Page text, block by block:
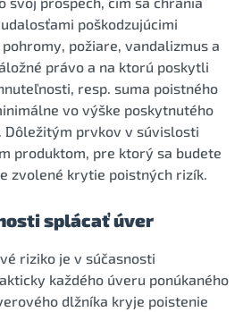
poškodzujúcimi
požiare, vandalizmus a
právo a na ktorú poskytli
resp. suma poistného
vo výške poskytnutého
Dôležitým prvkov v súvislosti
produktom, pre ktorý sa budete
zvolené krytie poistných rizík.
splácať úver
riziko je v súčasnosti
každého úveru ponúkaného
dlžníka kryje poistenie